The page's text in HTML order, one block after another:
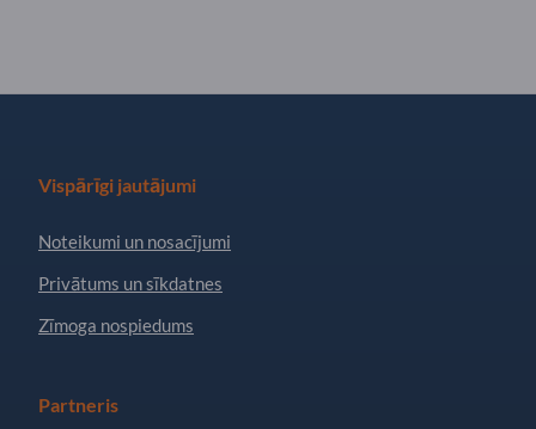
Vispārīgi jautājumi
Noteikumi un nosacījumi
Privātums un sīkdatnes
Zīmoga nospiedums
Partneris